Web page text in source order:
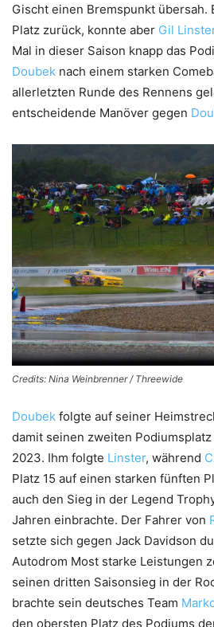
Gischt einen Bremspunkt übersah.
Platz zurück, konnte aber Gil
Mal in dieser Saison knapp das
Doubek nach einem starken
allerletzten Runde des Rennens
entscheidende Manöver gegen
Credits: Nina Weinbrenner / Threewide
Doubek folgte auf seiner
damit seinen zweiten
2023. Ihm folgte Linster, während
Platz 15 auf einen starken fünften
auch den Sieg in der Legend
Jahren einbrachte. Der Fahrer von
setzte sich gegen Jack Davidson
Autodrom Most starke Leistungen
seinen dritten Saisonsieg in der
brachte sein deutsches Team
den obersten Platz des Podiums